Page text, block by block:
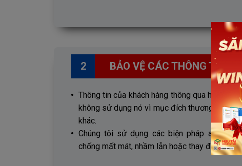
BẢO VỆ CÁC THÔNG TIN
2
Thông tin của khách hàng thông qua hệ
không sử dụng nó vì mục đích thương mại
khác.
Chúng tôi sử dụng các biện pháp an ninh
chống mất mát, nhầm lẫn hoặc thay đổi dữ